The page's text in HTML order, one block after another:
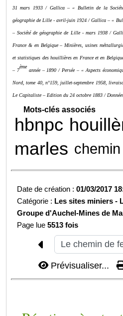
31 mars 1933 / Gallica – « Bulletin de la
géographie de Lille - avril-juin 1924 / Gallica – «
– Société de géographie de Lille - mars 1938 /
France & en Belgique – Minières, usines
et statistiques des houillières en France et en
– 7
ème
année – 1890 / Persée – « Aspects
Nord, tome 40, n°159, juillet-septembre 1958,
Le Capitaliste – Edition du 24 octobre 1883 /
Mots-clés associés
hbnpc
marles
Date de création :01/03/2017
Catégorie : Les sites miniers -
Groupe d'Auchel-Mines de
Page lue5513 fois
Prévisualiser...